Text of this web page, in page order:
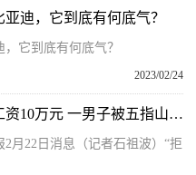
迪，它到底有何底气？
它到底有何底气？
2023/02/24
天天最资讯丨拒不支付农民工工资10万元 一男子被五指山警方刑拘
月22日消息（记者石祖波）“拒